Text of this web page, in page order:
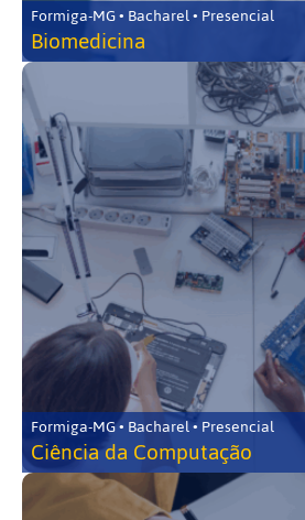
Formiga-MG • Bacharel • Presencial
Biomedicina
Formiga-MG • Bacharel • Presencial
Ciência da Computação